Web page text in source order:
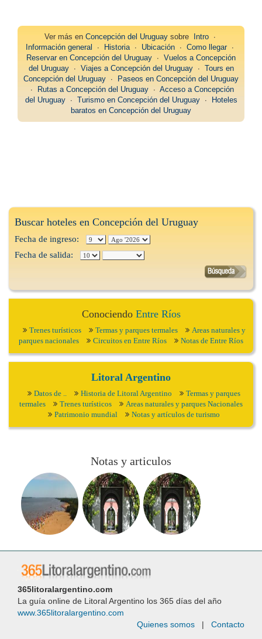
Ver más en Concepción del Uruguaysobre Intro∙
Información general
∙ Historia ∙ Ubicación ∙ Como llegar∙
Reservar en Concepción del Uruguay ∙ Vuelos a Concepción
del Uruguay∙ Viajes a Concepción del Uruguay∙ Tours en
Concepción del Uruguay ∙
Paseos en Concepción del Uruguay
∙
Rutas a Concepción del Uruguay ∙ Acceso a Concepción
del Uruguay∙ Turismo en Concepción del Uruguay∙
Hoteles
baratos en Concepción del Uruguay
Buscar hoteles en Concepción del Uruguay
Fecha de ingreso:
Fecha de salida:
Conociendo Entre Ríos
Trenes turísticos Termas y parques termales
Areas naturales y
parques nacionales
Circuitos en Entre Ríos Notas de Entre Ríos
Litoral Argentino
Datos de .. Historia de Litoral Argentino
Termas y parques
termales
Trenes turísticos
Areas naturales y parques Nacionales
Patrimonio mundial
Notas y artículos de turismo
Notas y articulos
365litoralargentino.com
La guía online de Litoral Argentino los 365 días del año
www.365litoralargentino.com
Quienes somos | Contacto